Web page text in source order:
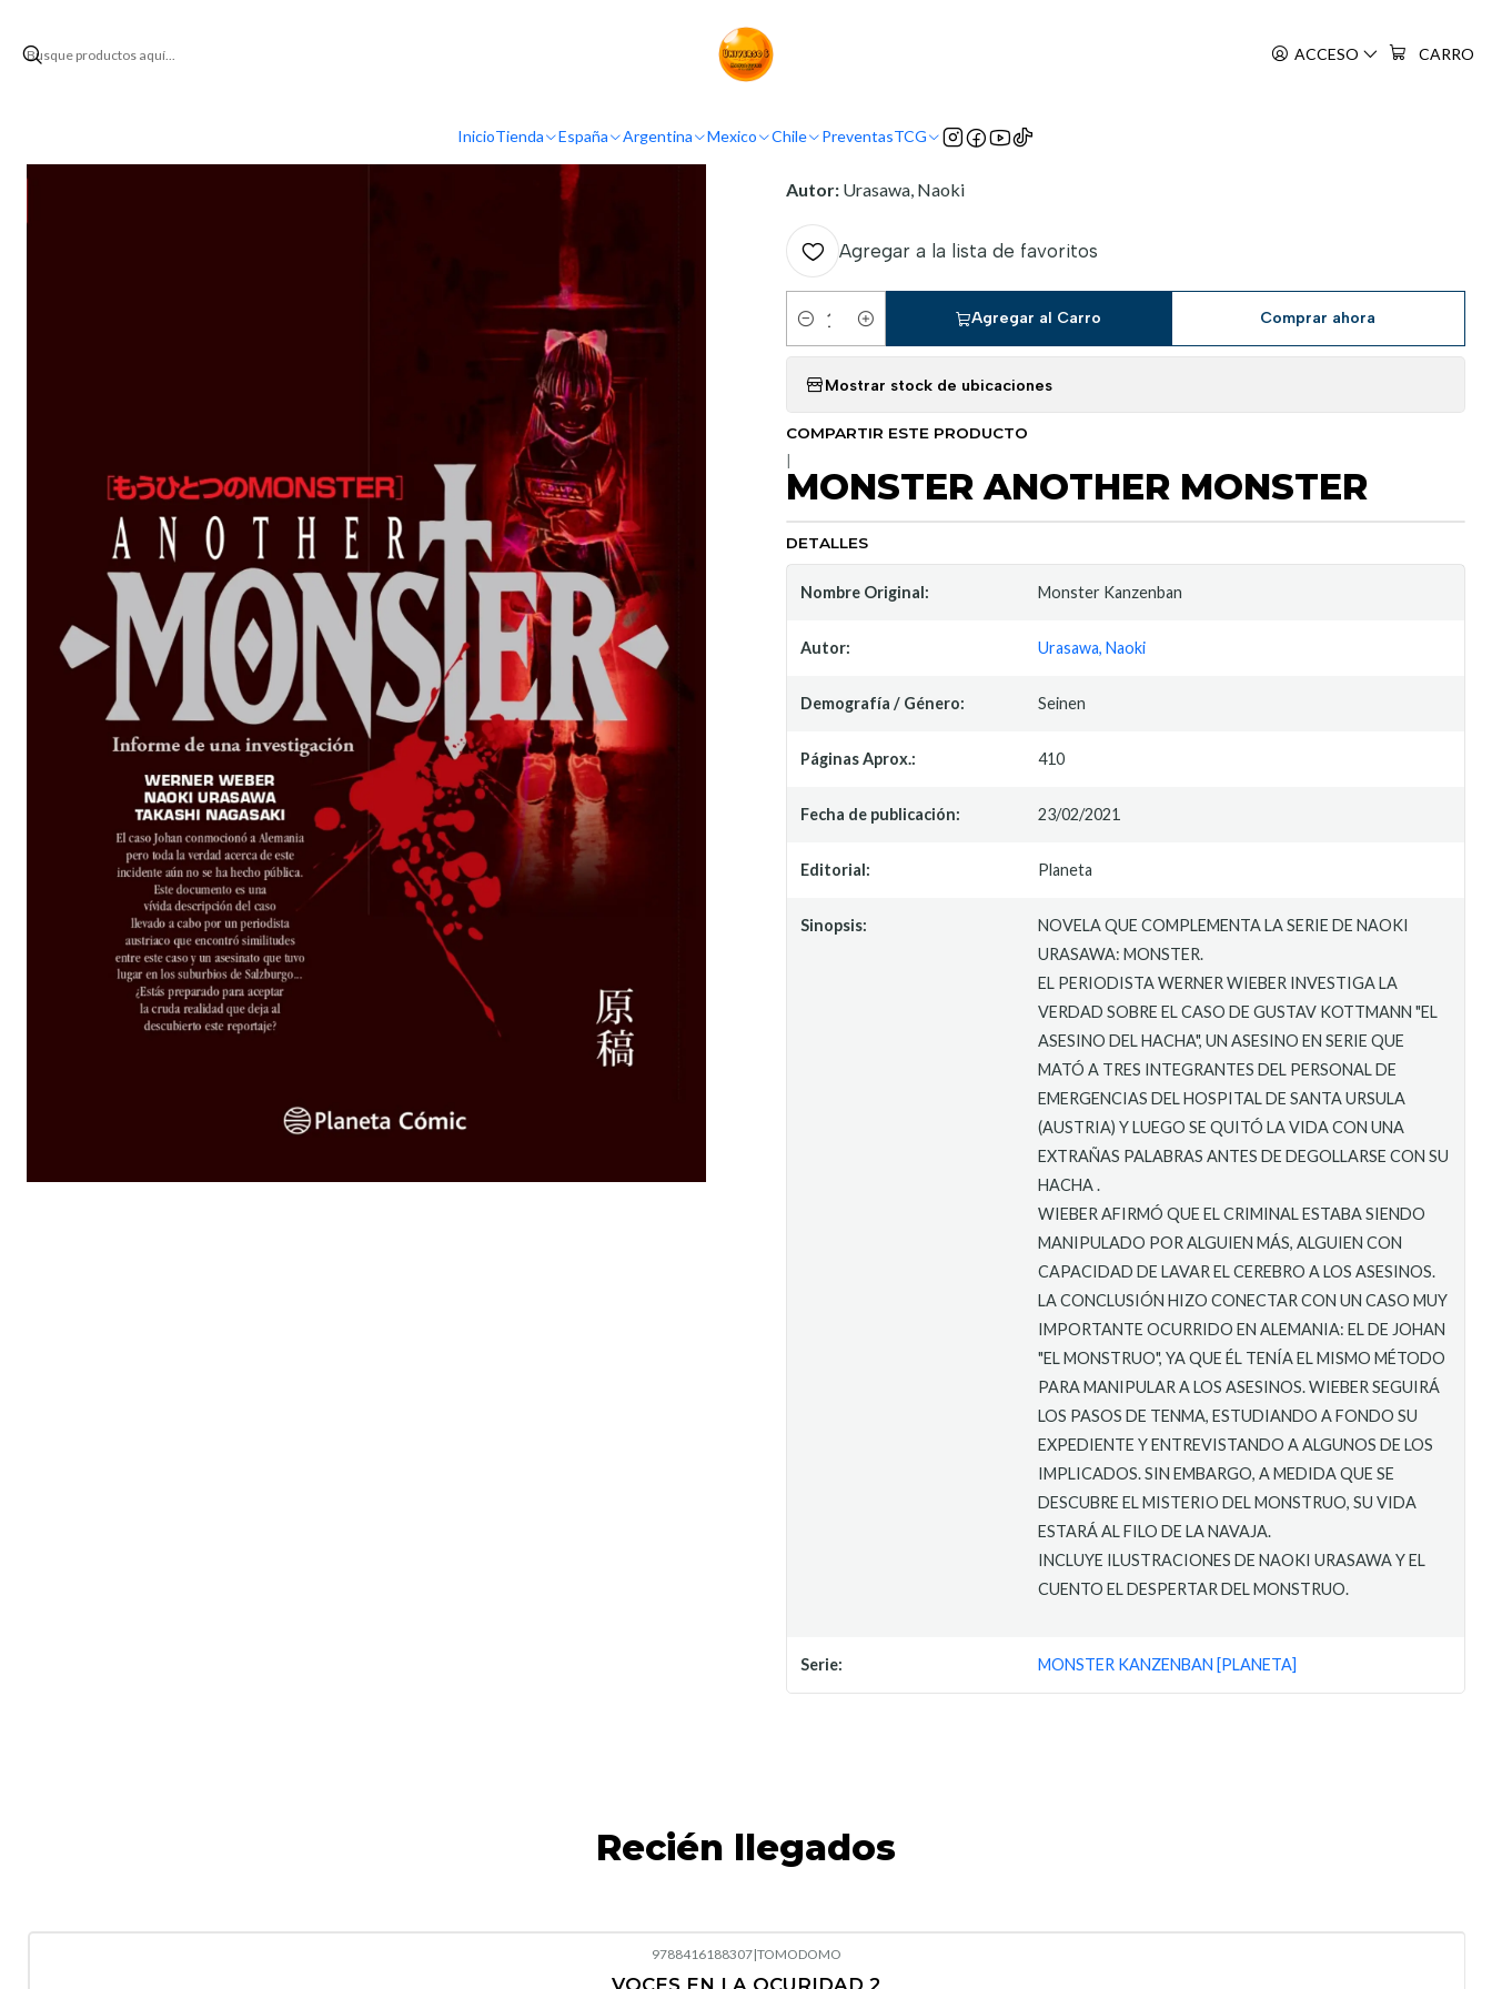
ACCESO CARRO
InicioTienda España Argentina Mexico Chile PreventasTCG
Nombre original:Monster Kanzenban
Autor: Urasawa, Naoki
Agregar a la lista de favoritos
Cantidad
Agregar al Carro Comprar ahora
Mostrar stock de ubicaciones
COMPARTIR ESTE PRODUCTO
MONSTER ANOTHER MONSTER
DETALLES
Nombre Original: Monster Kanzenban
Autor: Urasawa, Naoki
Demografía / Género: Seinen
Páginas Aprox.: 410
Fecha de publicación: 23/02/2021
Editorial: Planeta
Sinopsis:
NOVELA QUE COMPLEMENTA LA SERIE DE NAOKI
URASAWA: MONSTER.
EL PERIODISTA WERNER WIEBER INVESTIGA LA
VERDAD SOBRE EL CASO DE GUSTAV KOTTMANN "EL
ASESINO DEL HACHA", UN ASESINO EN SERIE QUE
MATÓ A TRES INTEGRANTES DEL PERSONAL DE
EMERGENCIAS DEL HOSPITAL DE SANTA URSULA
(AUSTRIA) Y LUEGO SE QUITÓ LA VIDA CON UNA
EXTRAÑAS PALABRAS ANTES DE DEGOLLARSE CON SU
HACHA.
WIEBER AFIRMÓ QUE EL CRIMINAL ESTABA SIENDO
MANIPULADO POR ALGUIEN MÁS, ALGUIEN CON
CAPACIDAD DE LAVAR EL CEREBRO A LOS ASESINOS.
LA CONCLUSIÓN HIZO CONECTAR CON UN CASO MUY
IMPORTANTE OCURRIDO EN ALEMANIA: EL DE JOHAN
"EL MONSTRUO", YA QUE ÉL TENÍA EL MISMO MÉTODO
PARA MANIPULAR A LOS ASESINOS. WIEBER SEGUIRÁ
LOS PASOS DE TENMA, ESTUDIANDO A FONDO SU
EXPEDIENTE Y ENTREVISTANDO A ALGUNOS DE LOS
IMPLICADOS. SIN EMBARGO, A MEDIDA QUE SE
DESCUBRE EL MISTERIO DEL MONSTRUO, SU VIDA
ESTARÁ AL FILO DE LA NAVAJA.
INCLUYE ILUSTRACIONES DE NAOKI URASAWA Y EL
CUENTO EL DESPERTAR DEL MONSTRUO.
Serie: MONSTER KANZENBAN [PLANETA]
Recién llegados
9788416188307|TOMODOMO